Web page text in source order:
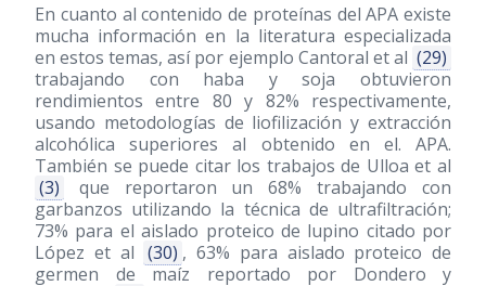
En cuanto al contenido de proteínas del APA existe
mucha información en la literatura especializada
en estos temas, así por ejemplo Cantoral et al (29)
trabajando con haba y soja obtuvieron
rendimientos entre 80 y 82% respectivamente,
usando metodologías de liofilización y extracción
alcohólica superiores al obtenido en el. APA.
También se puede citar los trabajos de Ulloa et al
(3)
que reportaron un 68% trabajando con
garbanzos utilizando la técnica de ultrafiltración;
73% para el aislado proteico de lupino citado por
López et al
(30) , 63% para aislado proteico de
germen de maíz reportado por Dondero y